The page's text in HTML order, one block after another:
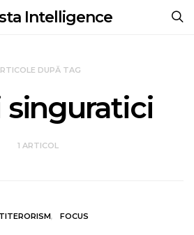
Intelligence
DUPĂ TAG
singuratici
1 ARTICOL
FOCUS